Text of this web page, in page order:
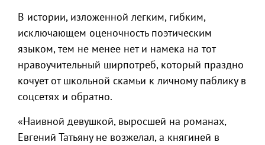
В истории, изложенной легким, гибким,
исключающем оценочность поэтическим
языком, тем не менее нет и намека на тот
нравоучительный ширпотреб, который праздно
кочует от школьной скамьи к личному паблику в
соцсетях и обратно.
«Наивной девушкой, выросшей на романах,
Евгений Татьяну не возжелал, а княгиней в